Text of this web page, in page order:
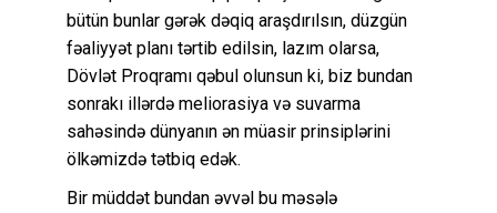
bütün bunlar gərək dəqiq araşdırılsın, düzgün
fəaliyyət planı tərtib edilsin, lazım olarsa,
Dövlət Proqramı qəbul olunsun ki, biz bundan
sonrakı illərdə meliorasiya və suvarma
sahəsində dünyanın ən müasir prinsiplərini
ölkəmizdə tətbiq edək.
Bir müddət bundan əvvəl bu məsələ